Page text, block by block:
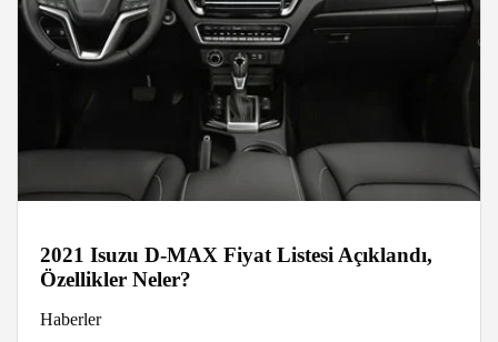
2021 Isuzu D-MAX Fiyat Listesi Açıklandı,
Özellikler Neler?
Haberler